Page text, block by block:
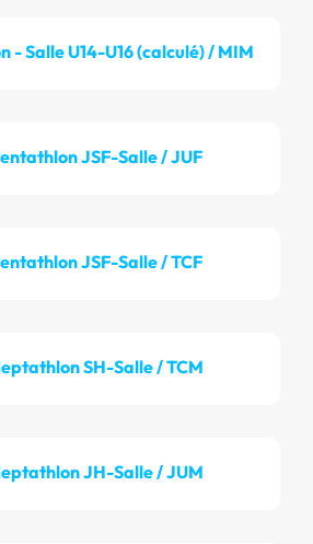
- Salle U14-U16 (calculé) / MIM
JSF-Salle / JUF
JSF-Salle / TCF
SH-Salle / TCM
JH-Salle / JUM